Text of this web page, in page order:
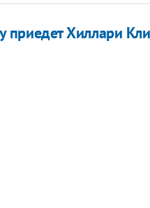
приедет Хиллари